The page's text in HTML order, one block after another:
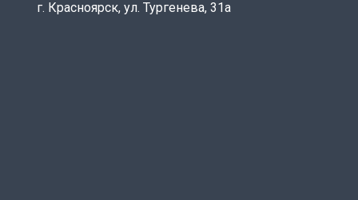
г. Красноярск, ул. Тургенева, 31а